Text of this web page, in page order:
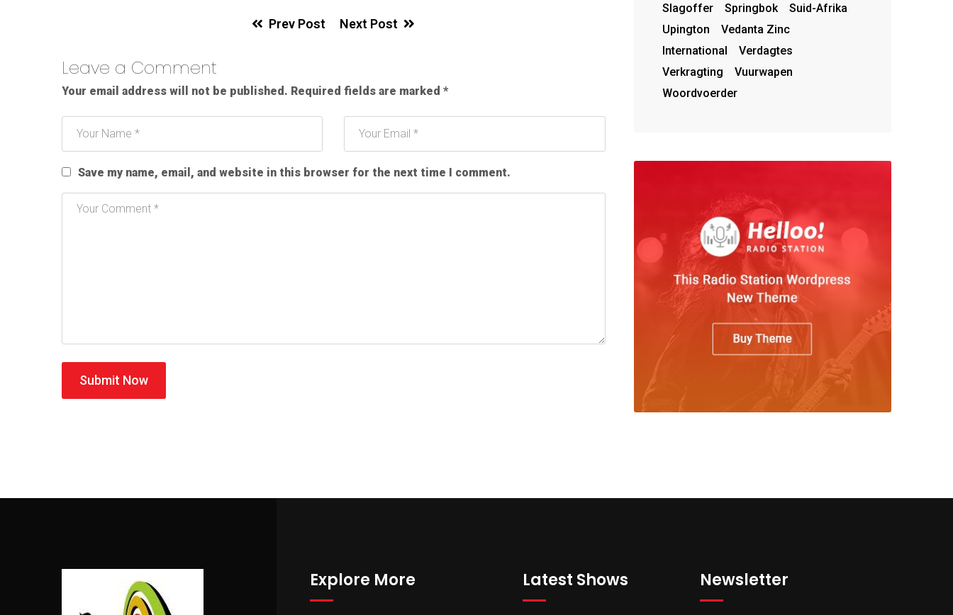
Prev Post Next Post
Leave a Comment
Your email address will not be published. Required fields are marked *
Save my name, email, and website in this browser for the next time I comment.
Submit Now
Slagoffer
Springbok
Suid-Afrika
Upington
Vedanta Zinc
International
Verdagtes
Verkragting
Vuurwapen
Woordvoerder
Explore More Latest Shows Newsletter